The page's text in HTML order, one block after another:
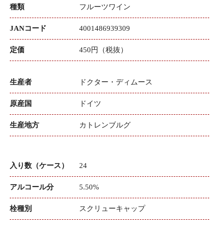
種類 フルーツワイン
JANコード 4001486939309
定価 450円（税抜）
生産者 ドクター・ディムース
原産国 ドイツ
生産地方 カトレンブルグ
入り数（ケース） 24
アルコール分 5.50%
栓種別 スクリューキャップ